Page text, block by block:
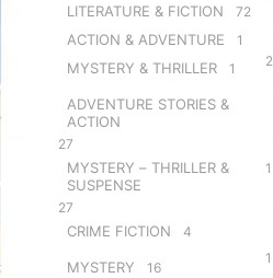
LITERATURE & FICTION 72
ACTION & ADVENTURE 1
MYSTERY & THRILLER 1
ADVENTURE STORIES &
ACTION
27
MYSTERY – THRILLER &
SUSPENSE
27
CRIME FICTION 4
MYSTERY 16
2
1
1